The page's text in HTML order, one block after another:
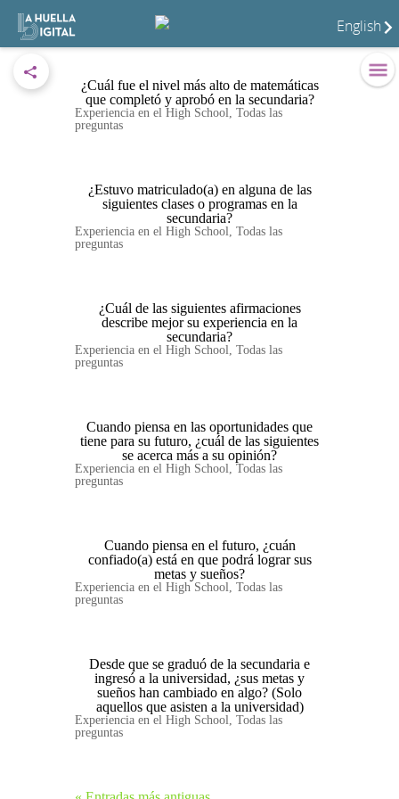
English
¿Cuál fue el nivel más alto de matemáticas
que completó y aprobó en la secundaria?
Experiencia en el High School, Todas las
preguntas
¿Estuvo matriculado(a) en alguna de las
siguientes clases o programas en la
secundaria?
Experiencia en el High School, Todas las
preguntas
¿Cuál de las siguientes afirmaciones
describe mejor su experiencia en la
secundaria?
Experiencia en el High School, Todas las
preguntas
Cuando piensa en las oportunidades que
tiene para su futuro, ¿cuál de las siguientes
se acerca más a su opinión?
Experiencia en el High School, Todas las
preguntas
Cuando piensa en el futuro, ¿cuán
confiado(a) está en que podrá lograr sus
metas y sueños?
Experiencia en el High School, Todas las
preguntas
Desde que se graduó de la secundaria e
ingresó a la universidad, ¿sus metas y
sueños han cambiado en algo? (Solo
aquellos que asisten a la universidad)
Experiencia en el High School, Todas las
preguntas